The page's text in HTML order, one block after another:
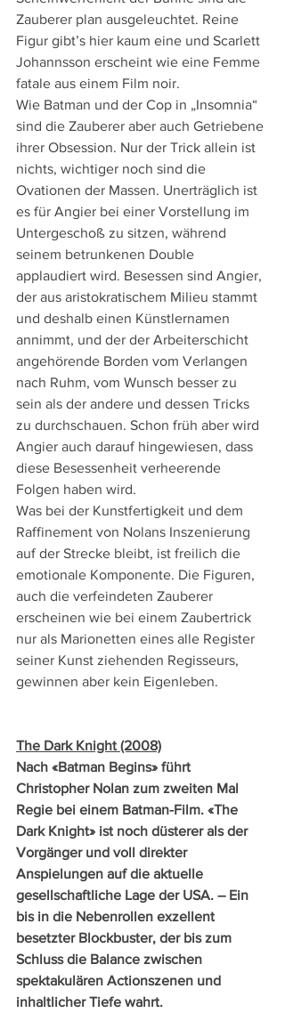
Zauberer plan ausgeleuchtet. Reine
Figur gibt’s hier kaum eine und Scarlett
Johannsson erscheint wie eine Femme
fatale aus einem Film noir.
Wie Batman und der Cop in „Insomnia“
sind die Zauberer aber auch Getriebene
ihrer Obsession. Nur der Trick allein ist
nichts, wichtiger noch sind die
Ovationen der Massen. Unerträglich ist
es für Angier bei einer Vorstellung im
Untergeschoß zu sitzen, während
seinem betrunkenen Double
applaudiert wird. Besessen sind Angier,
der aus aristokratischem Milieu stammt
und deshalb einen Künstlernamen
annimmt, und der der Arbeiterschicht
angehörende Borden vom Verlangen
nach Ruhm, vom Wunsch besser zu
sein als der andere und dessen Tricks
zu durchschauen. Schon früh aber wird
Angier auch darauf hingewiesen, dass
diese Besessenheit verheerende
Folgen haben wird.
Was bei der Kunstfertigkeit und dem
Raffinement von Nolans Inszenierung
auf der Strecke bleibt, ist freilich die
emotionale Komponente. Die Figuren,
auch die verfeindeten Zauberer
erscheinen wie bei einem Zaubertrick
nur als Marionetten eines alle Register
seiner Kunst ziehenden Regisseurs,
gewinnen aber kein Eigenleben.
The Dark Knight (2008)
Nach «Batman Begins» führt
Christopher Nolan zum zweiten Mal
Regie bei einem Batman-Film. «The
Dark Knight» ist noch düsterer als der
Vorgänger und voll direkter
Anspielungen auf die aktuelle
gesellschaftliche Lage der USA. – Ein
bis in die Nebenrollen exzellent
besetzter Blockbuster, der bis zum
Schluss die Balance zwischen
spektakulären Actionszenen und
inhaltlicher Tiefe wahrt.